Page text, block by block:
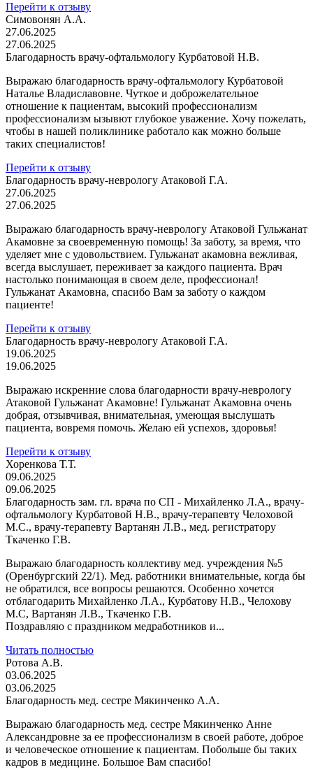
Перейти к отзыву
Симовонян А.А.
27.06.2025
27.06.2025
Благодарность врачу-офтальмологу Курбатовой Н.В.
Выражаю благодарность врачу-офтальмологу Курбатовой
Наталье Владиславовне. Чуткое и доброжелательное
отношение к пациентам, высокий профессионализм
профессионализм ызывют глубокое уважение. Хочу пожелать,
чтобы в нашей поликлинике работало как можно больше
таких специалистов!
Перейти к отзыву
Благодарность врачу-неврологу Атаковой Г.А.
27.06.2025
27.06.2025
Выражаю благодарность врачу-неврологу Атаковой Гульжанат
Акамовне за своевременную помощь! За заботу, за время, что
уделяет мне с удовольствием. Гульжанат акамовна вежливая,
всегда выслушает, переживает за каждого пациента. Врач
настолько понимающая в своем деле, профессионал!
Гульжанат Акамовна, спасибо Вам за заботу о каждом
пациенте!
Перейти к отзыву
Благодарность врачу-неврологу Атаковой Г.А.
19.06.2025
19.06.2025
Выражаю искренние слова благодарности врачу-неврологу
Атаковой Гульжанат Акамовне! Гульжанат Акамовна очень
добрая, отзывчивая, внимательная, умеющая выслушать
пациента, вовремя помочь. Желаю ей успехов, здоровья!
Перейти к отзыву
Хоренкова Т.Т.
09.06.2025
09.06.2025
Благодарность зам. гл. врача по СП - Михайленко Л.А., врачу-
офтальмологу Курбатовой Н.В., врачу-терапевту Челоховой
М.С., врачу-терапевту Вартанян Л.В., мед. регистратору
Ткаченко Г.В.
Выражаю благодарность коллективу мед. учреждения №5
(Оренбургский 22/1). Мед. работники внимательные, когда бы
не обратился, все вопросы решаются. Особенно хочется
отблагодарить Михайленко Л.А., Курбатову Н.В., Челохову
М.С, Вартанян Л.В., Ткаченко Г.В.
Поздравляю с праздником медработников и...
Читать полностью
Ротова А.В.
03.06.2025
03.06.2025
Благодарность мед. сестре Мякинченко А.А.
Выражаю благодарность мед. сестре Мякинченко Анне
Александровне за ее профессионализм в своей работе, доброе
и человеческое отношение к пациентам. Побольше бы таких
кадров в медицине. Большое Вам спасибо!